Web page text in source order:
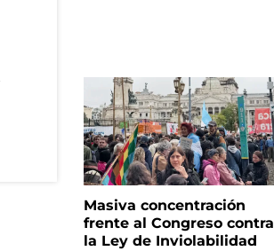
Masiva concentración
frente al Congreso contra
la Ley de Inviolabilidad